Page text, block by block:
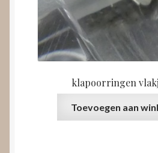
klapoorringen
Toevoegen aan